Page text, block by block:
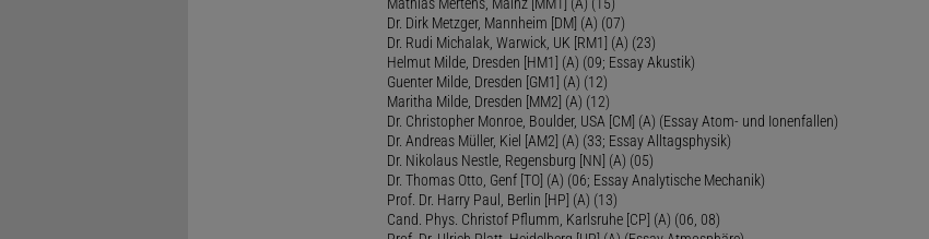
Dr. Dirk Metzger, Mannheim [DM] (A) (07)
Dr. Rudi Michalak, Warwick, UK [RM1] (A) (23)
Helmut Milde, Dresden [HM1] (A) (09; Essay Akustik)
Guenter Milde, Dresden [GM1] (A) (12)
Maritha Milde, Dresden [MM2] (A) (12)
Dr. Christopher Monroe, Boulder, USA [CM] (A) (Essay Atom- und Ionenfallen)
Dr. Andreas Müller, Kiel [AM2] (A) (33; Essay Alltagsphysik)
Dr. Nikolaus Nestle, Regensburg [NN] (A) (05)
Dr. Thomas Otto, Genf [TO] (A) (06; Essay Analytische Mechanik)
Prof. Dr. Harry Paul, Berlin [HP] (A) (13)
Cand. Phys. Christof Pflumm, Karlsruhe [CP] (A) (06, 08)